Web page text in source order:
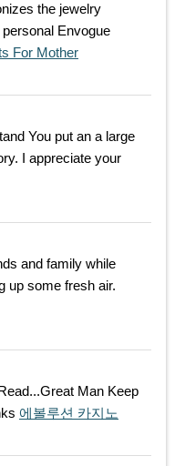
the jewelry
Envogue
For Mother
You put an a large
I appreciate your
and family while
up some fresh air.
Man Keep
에볼루션 카지노